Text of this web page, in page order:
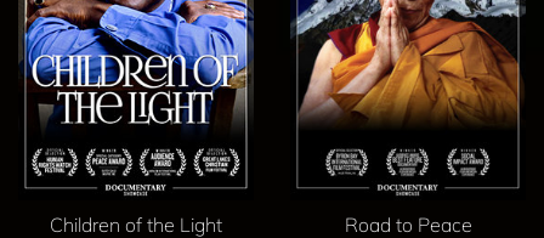
Children of the Light Road to Peace